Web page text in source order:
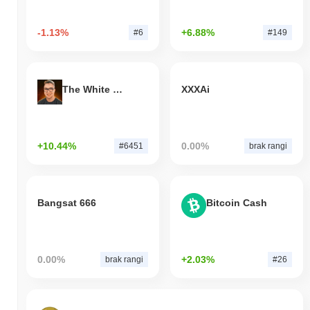
-1.13% #6 +6.88% #149
The White Bull
+10.44% #6451
XXXAi
0.00% brak rangi
Bangsat 666
0.00% brak rangi
Bitcoin Cash
+2.03% #26